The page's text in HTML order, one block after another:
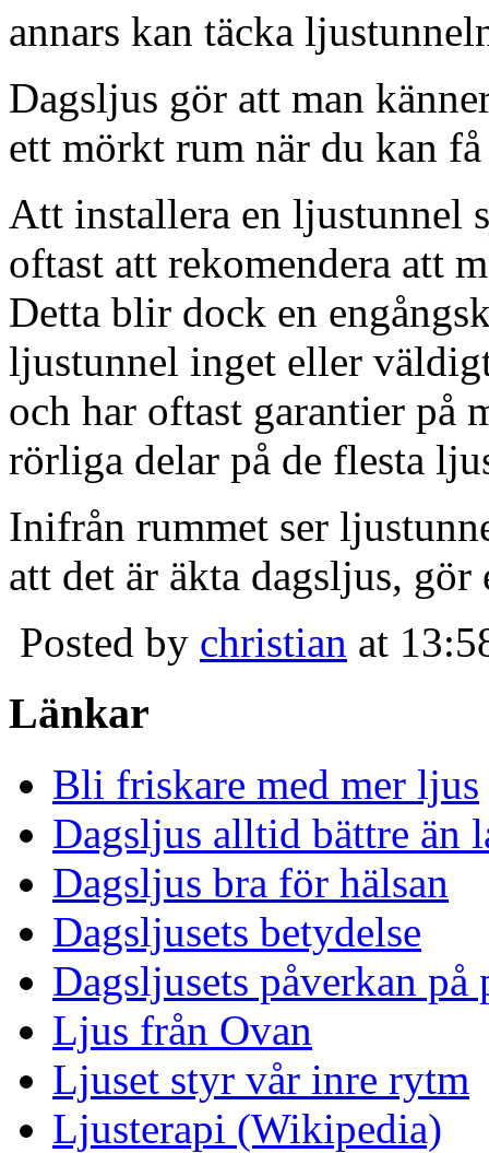
annars kan täcka
Dagsljus gör att man
ett mörkt rum när du kan
Att installera en ljustunnel
oftast att rekomendera att
Detta blir dock en
ljustunnel inget eller
och har oftast garantier på
rörliga delar på de flesta
Inifrån rummet ser
att det är äkta dagsljus,
Posted by christian at
Länkar
Bli friskare med mer ljus
Dagsljus alltid bättre än
Dagsljus bra för hälsan
Dagsljusets betydelse
Dagsljusets påverkan på
Ljus från Ovan
Ljuset styr vår inre rytm
Ljusterapi (Wikipedia)